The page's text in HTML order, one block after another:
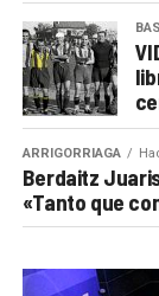
ARRIGORRIAGA
Berdaitz
«Tanto que